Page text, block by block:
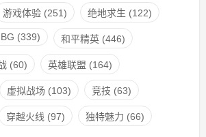
游戏体验(251) 绝地求生 (122)
(339) 和平精英(446)
(60) 英雄联盟 (164)
虚拟战场 (103) 竞技 (63)
穿越火线 (97) 独特魅力 (66)